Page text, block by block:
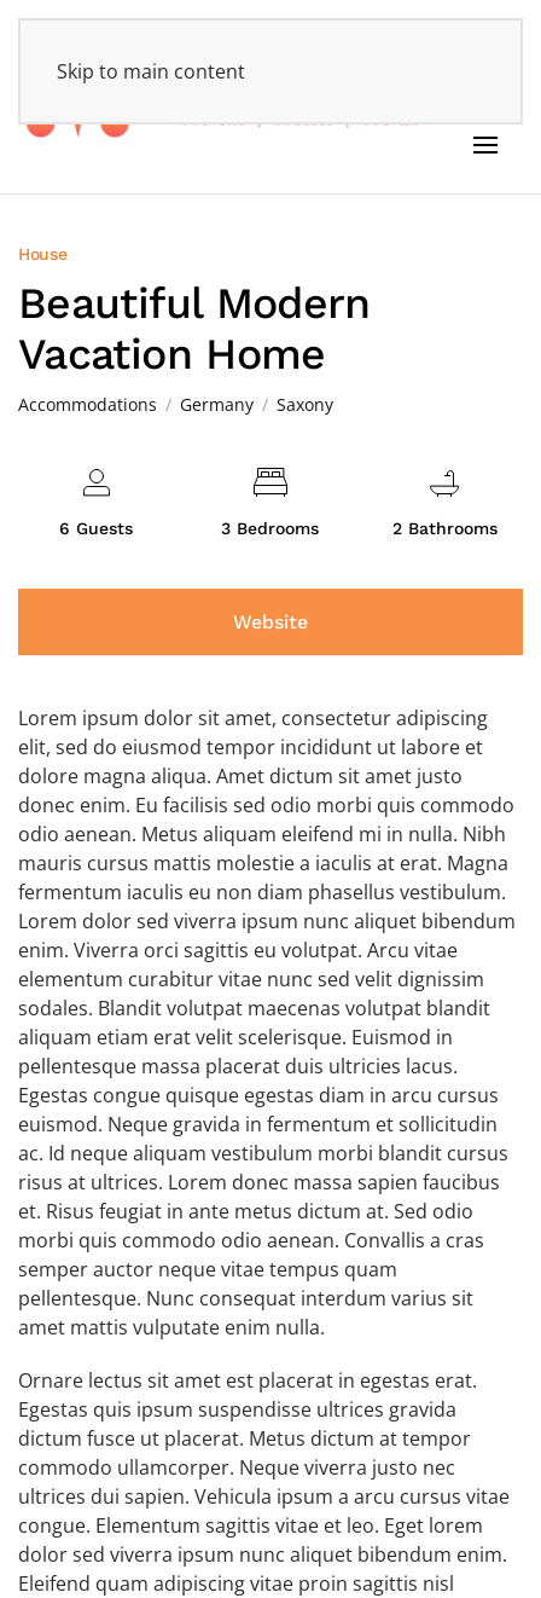
Skip to main content
House
Beautiful Modern
Vacation Home
Accommodations Germany Saxony
6 Guests 3 Bedrooms 2 Bathrooms
Website
Lorem ipsum dolor sit amet, consectetur adipiscing
elit, sed do eiusmod tempor incididunt ut labore et
dolore magna aliqua. Amet dictum sit amet justo
donec enim. Eu facilisis sed odio morbi quis commodo
odio aenean. Metus aliquam eleifend mi in nulla. Nibh
mauris cursus mattis molestie a iaculis at erat. Magna
fermentum iaculis eu non diam phasellus vestibulum.
Lorem dolor sed viverra ipsum nunc aliquet bibendum
enim. Viverra orci sagittis eu volutpat. Arcu vitae
elementum curabitur vitae nunc sed velit dignissim
sodales. Blandit volutpat maecenas volutpat blandit
aliquam etiam erat velit scelerisque. Euismod in
pellentesque massa placerat duis ultricies lacus.
Egestas congue quisque egestas diam in arcu cursus
euismod. Neque gravida in fermentum et sollicitudin
ac. Id neque aliquam vestibulum morbi blandit cursus
risus at ultrices. Lorem donec massa sapien faucibus
et. Risus feugiat in ante metus dictum at. Sed odio
morbi quis commodo odio aenean. Convallis a cras
semper auctor neque vitae tempus quam
pellentesque. Nunc consequat interdum varius sit
amet mattis vulputate enim nulla.
Ornare lectus sit amet est placerat in egestas erat.
Egestas quis ipsum suspendisse ultrices gravida
dictum fusce ut placerat. Metus dictum at tempor
commodo ullamcorper. Neque viverra justo nec
ultrices dui sapien. Vehicula ipsum a arcu cursus vitae
congue. Elementum sagittis vitae et leo. Eget lorem
dolor sed viverra ipsum nunc aliquet bibendum enim.
Eleifend quam adipiscing vitae proin sagittis nisl